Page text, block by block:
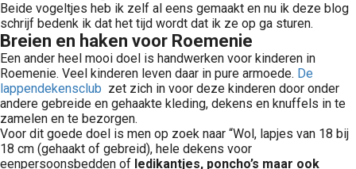
Beide vogeltjes heb ik zelf al eens gemaakt en nu ik deze blog
schrijf bedenk ik dat het tijd wordt dat ik ze op ga sturen.
Breien en haken voor Roemenie
Een ander heel mooi doel is handwerken voor kinderen in
Roemenie. Veel kinderen leven daar in pure armoede. De
lappendekensclub zet zich in voor deze kinderen door onder
andere gebreide en gehaakte kleding, dekens en knuffels in te
zamelen en te bezorgen.
Voor dit goede doel is men op zoek naar “Wol, lapjes van 18 bij
18 cm (gehaakt of gebreid), hele dekens voor
eenpersoonsbedden of ledikantjes, poncho’s maar ook